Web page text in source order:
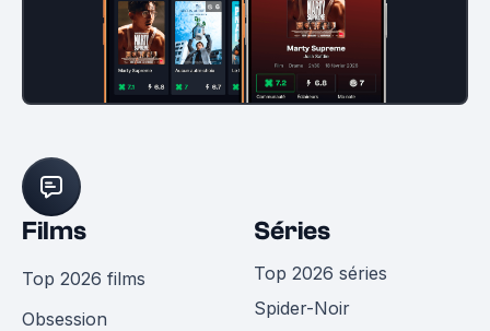
Films
Top 2026 films
Obsession
Séries
Top 2026 séries
Spider-Noir